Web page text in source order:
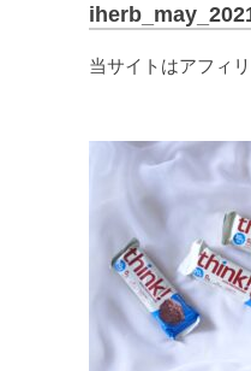
当サイトはアフィ